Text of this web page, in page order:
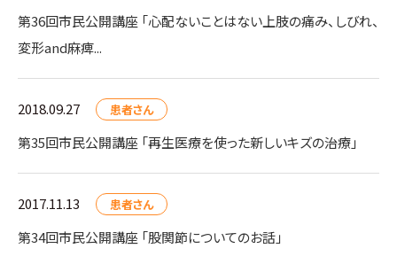
第36回市民公開講座 「心配ないことはない上肢の痛み、しびれ、
変形and麻痺...
2018.09.27 患者さん
第35回市民公開講座 「再生医療を使った新しいキズの治療」
2017.11.13 患者さん
第34回市民公開講座 「股関節についてのお話」